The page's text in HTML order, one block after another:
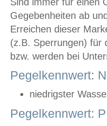
Gegebenheiten ab
Erreichen dieser
(z.B. Sperrungen) für
bzw. werden bei
Pegelkennwert:
niedrigster
Pegelkennwert: